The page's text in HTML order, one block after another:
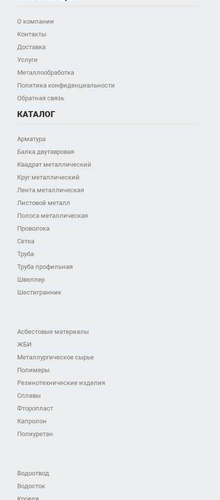
О компании
Контакты
Доставка
Услуги
Металлообработка
Политика конфиденциальности
Обратная связь
КАТАЛОГ
Арматура
Балка двутавровая
Квадрат металлический
Круг металлический
Лента металлическая
Листовой металл
Полоса металлическая
Проволока
Сетка
Труба
Труба профильная
Швеллер
Шестигранник
Асбестовые материалы
ЖБИ
Металлургическое сырье
Полимеры
Резинотехнические изделия
Сплавы
Фторопласт
Капролон
Полиуретан
Водоотвод
Водосток